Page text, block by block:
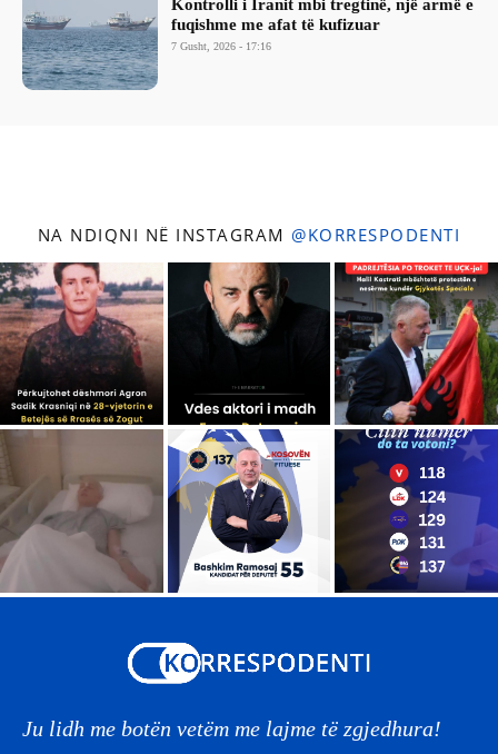
Kontrolli i Iranit mbi tregtinë, një armë e
fuqishme me afat të kufizuar
7 Gusht, 2026 - 17:16
NA NDIQNI NË INSTAGRAM @KORRESPODENTI
Ju lidh me botën vetëm me lajme të zgjedhura!